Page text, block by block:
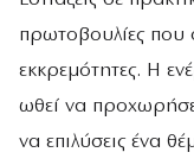
πρωτοβουλίες που
εκκρεμότητες. Η
ωθεί να
να επιλύσεις ένα